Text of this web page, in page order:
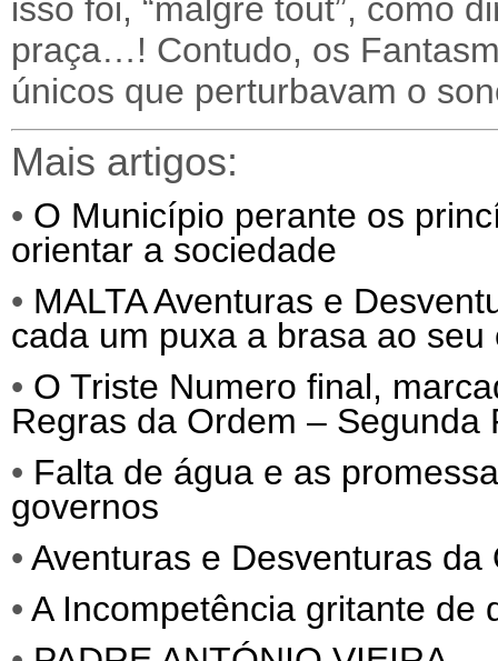
isso foi, “malgré tout”, como
praça…! Contudo, os
únicos que perturbavam o
Mais artigos:
• O Município perante os
orientar a sociedade
• MALTA Aventuras e
cada um puxa a brasa ao seu
• O Triste Numero final,
Regras da Ordem – Segunda
• Falta de água e as
governos
• Aventuras e Desventuras
• A Incompetência gritante de